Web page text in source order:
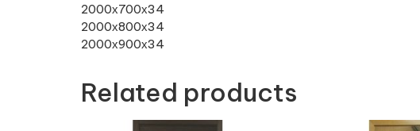
2000х700х34
2000х800х34
2000х900х34
Related products